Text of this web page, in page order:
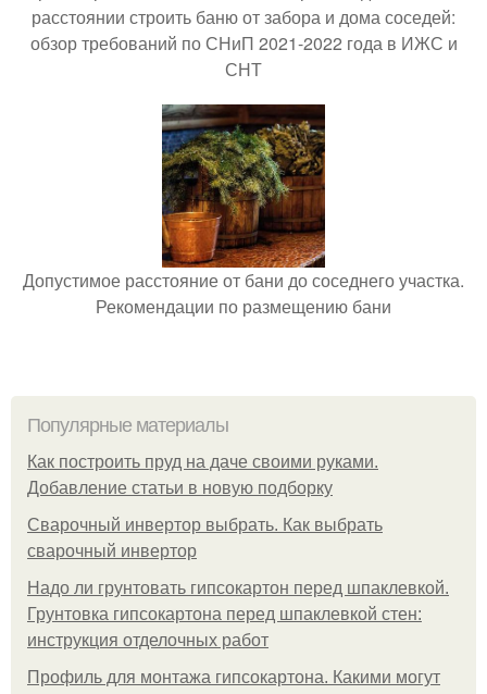
расстоянии строить баню от забора и дома соседей:
обзор требований по СНиП 2021-2022 года в ИЖС и
СНТ
Допустимое расстояние от бани до соседнего участка.
Рекомендации по размещению бани
Популярные материалы
Как построить пруд на даче своими руками.
Добавление статьи в новую подборку
Сварочный инвертор выбрать. Как выбрать
сварочный инвертор
Надо ли грунтовать гипсокартон перед шпаклевкой.
Грунтовка гипсокартона перед шпаклевкой стен:
инструкция отделочных работ
Профиль для монтажа гипсокартона. Какими могут